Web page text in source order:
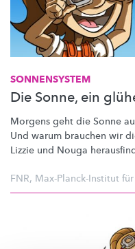
SONNENSYSTEM
Die Sonne, ein
Morgens geht die Sonne
Und warum brauchen wir
Lizzie und Nouga
FNR, Max-Planck-Institut